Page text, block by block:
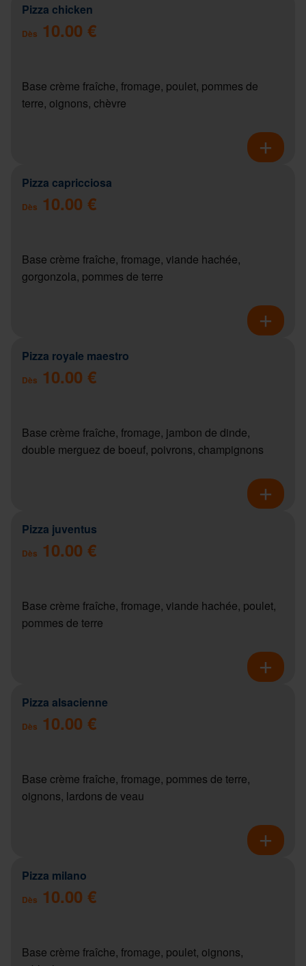
Pizza chicken
Dès 10.00 €
Base crème fraîche, fromage, poulet, pommes de
terre, oignons, chèvre
Pizza capricciosa
Dès 10.00 €
Base crème fraîche, fromage, viande hachée,
gorgonzola, pommes de terre
Pizza royale maestro
Dès 10.00 €
Base crème fraîche, fromage, jambon de dinde,
double merguez de boeuf, poivrons, champignons
Pizza juventus
Dès 10.00 €
Base crème fraîche, fromage, viande hachée, poulet,
pommes de terre
Pizza alsacienne
Dès 10.00 €
Base crème fraîche, fromage, pommes de terre,
oignons, lardons de veau
Pizza milano
Dès 10.00 €
Base crème fraîche, fromage, poulet, oignons,